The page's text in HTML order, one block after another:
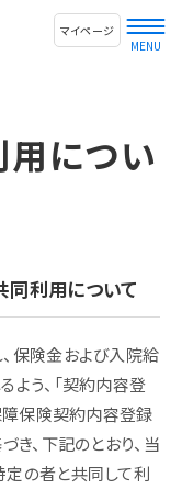
マイページ
につい
利用について
保険金および入院給
う、「契約内容登
障保険契約内容登録
き、下記のとおり、当
の者と共同して利